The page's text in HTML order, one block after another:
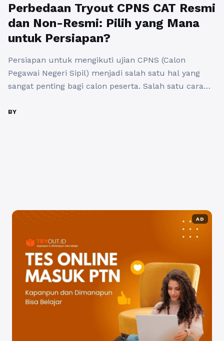
Perbedaan Tryout CPNS CAT Resmi
dan Non-Resmi: Pilih yang Mana
untuk Persiapan?
Persiapan untuk mengikuti ujian CPNS (Calon
Pegawai Negeri Sipil) menjadi salah satu hal yang
sangat penting bagi calon peserta. Salah satu cara
tryout CPNS CAT (Computer Assisted Test). Namun,
BY
AD